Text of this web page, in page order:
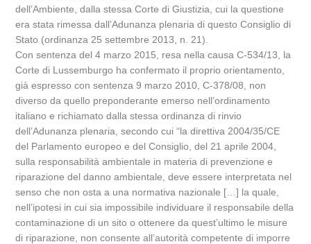
dell’Ambiente, dalla stessa Corte di Giustizia, cui la questione
era stata rimessa dall’Adunanza plenaria di questo Consiglio di
Stato (ordinanza 25 settembre 2013, n. 21).
Con sentenza del 4 marzo 2015, resa nella causa C-534/13, la
Corte di Lussemburgo ha confermato il proprio orientamento,
già espresso con sentenza 9 marzo 2010, C-378/08, non
diverso da quello preponderante emerso nell’ordinamento
italiano e richiamato dalla stessa ordinanza di rinvio
dell’Adunanza plenaria, secondo cui “la direttiva 2004/35/CE
del Parlamento europeo e del Consiglio, del 21 aprile 2004,
sulla responsabilità ambientale in materia di prevenzione e
riparazione del danno ambientale, deve essere interpretata nel
senso che non osta a una normativa nazionale […] la quale,
nell’ipotesi in cui sia impossibile individuare il responsabile della
contaminazione di un sito o ottenere da quest’ultimo le misure
di riparazione, non consente all’autorità competente di imporre